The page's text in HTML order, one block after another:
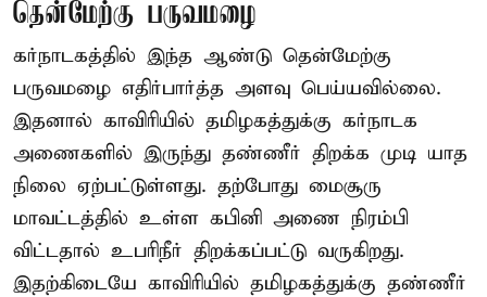
தென்மேற்கு பருவமழை
கர்நாடகத்தில் இந்த ஆண்டு தென்மேற்கு
பருவமழை எதிர்பார்த்த அளவு பெய்யவில்லை.
இதனால் காவிரியில் தமிழகத்துக்கு கர்நாடக
அணைகளில் இருந்து தண்ணீர் திறக்க முடி யாத
நிலை ஏற்பட்டுள்ளது. தற்போது மைசூரு
மாவட்டத்தில் உள்ள கபினி அணை நிரம்பி
விட்டதால் உபரிநீர் திறக்கப்பட்டு வருகிறது.
இதற்கிடையே காவிரியில் தமிழகத்துக்கு தண்ணீர்